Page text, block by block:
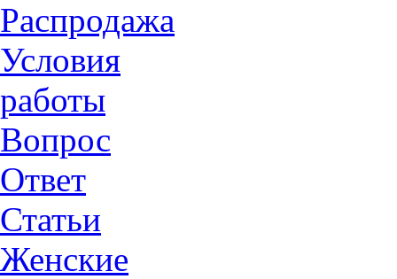
Распродажа
Условия
работы
Вопрос
Ответ
Статьи
Женские